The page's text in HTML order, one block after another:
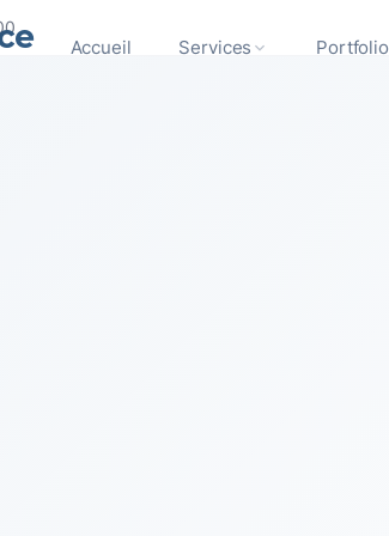
Accueil Services Portfolio